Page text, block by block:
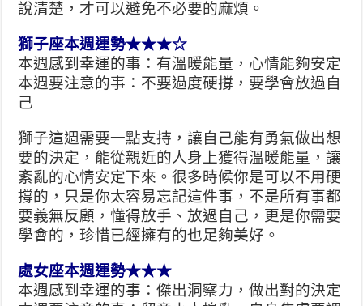
說清楚，才可以避免不必要的麻煩。
獅子座本週運勢★★★☆
本週感到幸運的事：有溫暖能量，心情能夠安定
本週要注意的事：不要過度硬撐，要學會放過自
己
獅子這週需要一點支持，讓自己能有勇氣做出想
要的決定，能從親近的人身上獲得溫暖能量，讓
紊亂的心情安定下來。很多時候你是可以不用硬
撐的，只是你太容易忘記這件事，不是所有事都
要義無反顧，懂得放手、放過自己，更是你需要
學會的，珍惜已經擁有的也足夠美好。
處女座本週運勢★★★
本週感到幸運的事：傑出洞察力，做出對的決定